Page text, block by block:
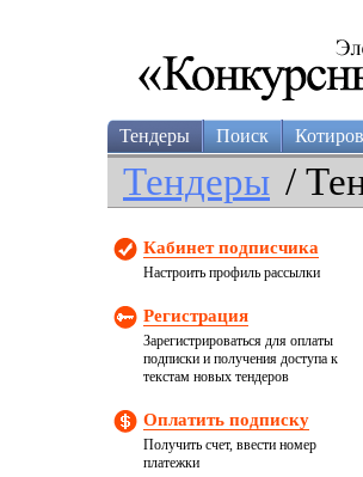
Тендеры Поиск
Тендеры /
Кабинет подписчика
Настроить профиль рассылки
Регистрация
Зарегистрироваться для оплаты
подписки и получения доступа к
текстам новых тендеров
Оплатить подписку
Получить счет, ввести номер
платежки